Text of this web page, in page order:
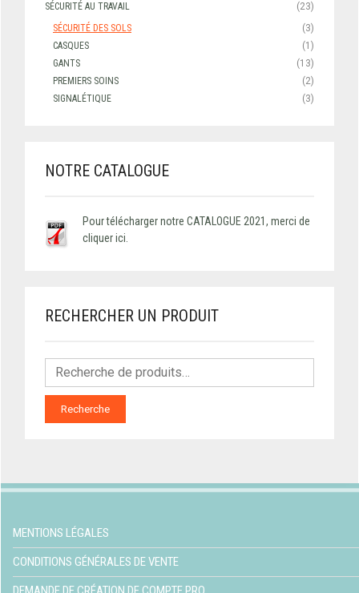
SÉCURITÉ AU TRAVAIL
(23)
SÉCURITÉ DES SOLS
(3)
CASQUES
(1)
GANTS
(13)
PREMIERS SOINS
(2)
SIGNALÉTIQUE
(3)
NOTRE CATALOGUE
Pour télécharger notre CATALOGUE 2021, merci de
cliquer ici.
RECHERCHER UN PRODUIT
Recherche
MENTIONS LÉGALES
CONDITIONS GÉNÉRALES DE VENTE